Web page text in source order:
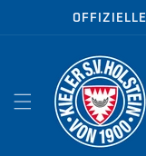
Direkt zum